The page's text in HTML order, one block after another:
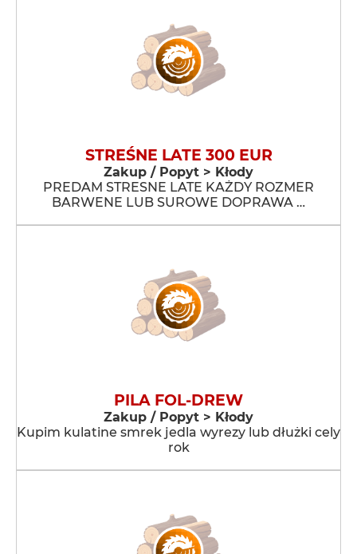
STREŚNE LATE 300 EUR
Zakup / Popyt > Kłody
PREDAM STRESNE LATE KAŻDY ROZMER
BARWENE LUB SUROWE DOPRAWA …
PILA FOL-DREW
Zakup / Popyt > Kłody
Kupim kulatine smrek jedla wyrezy lub dłużki cely
rok